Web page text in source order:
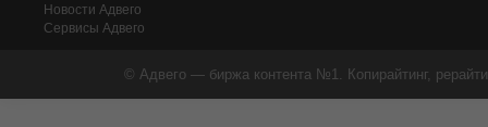
Новости Адвего
Сервисы Адвего
© Адвего — биржа контента №1. Копирайтинг,